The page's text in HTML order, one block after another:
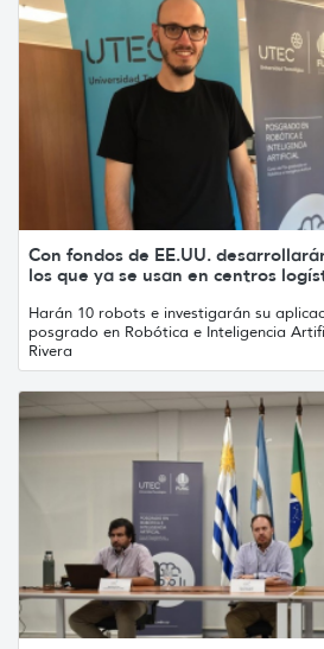
Con fondos de EE.UU.
los que ya se usan en centros
Harán 10 robots e investigarán su
posgrado en Robótica e Inteligencia
Rivera